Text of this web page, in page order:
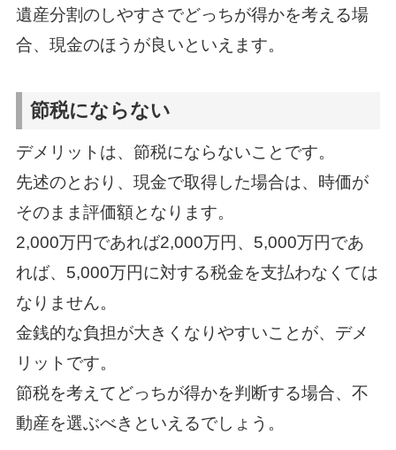
遺産分割のしやすさでどっちが得かを考える場
合、現金のほうが良いといえます。
節税にならない
デメリットは、節税にならないことです。
先述のとおり、現金で取得した場合は、時価が
そのまま評価額となります。
2,000万円であれば2,000万円、5,000万円であ
れば、5,000万円に対する税金を支払わなくては
なりません。
金銭的な負担が大きくなりやすいことが、デメ
リットです。
節税を考えてどっちが得かを判断する場合、不
動産を選ぶべきといえるでしょう。